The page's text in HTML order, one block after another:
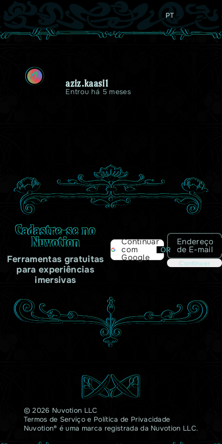
PT
A
aziz.kaasi1
Entrou há 5 meses
Cadastre-se no
Nuvotion
Ferramentas gratuitas
para experiências
imersivas
Continuar
com
Google
OR
Endereço
de E-mail
Continuar
© 2026 Nuvotion LLC
Termos de Serviço e Política de Privacidade
Nuvotion® é uma marca registrada da Nuvotion LLC.